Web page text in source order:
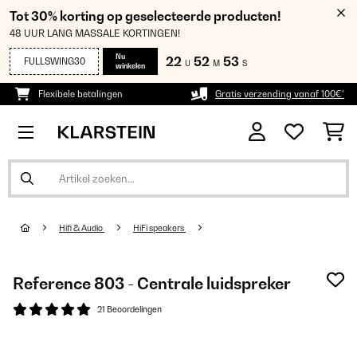
Tot 30% korting op geselecteerde producten!
48 UUR LANG MASSALE KORTINGEN!
FULLSWING30
Nu
winkelen
22 U 52 M 53 S
Flexibele betalingen Gratis verzending vanaf 100€*
Hifi & Audio HiFi speakers
Reference 803 - Centrale luidspreker
21 Beoordelingen